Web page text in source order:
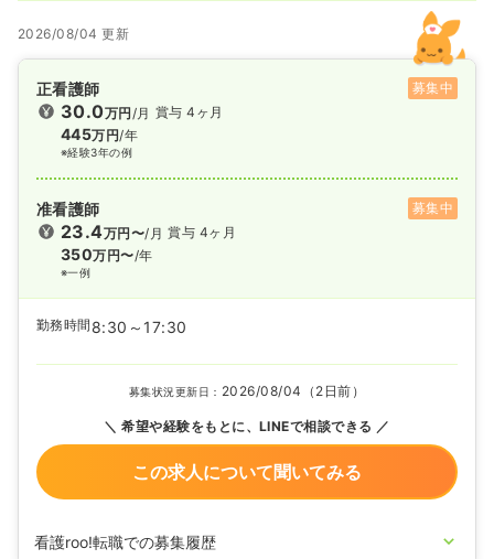
2026/08/04 更新
正看護師 募集中
30.0万円/月
445万円/年
※経験3年の例
賞与 4ヶ月
准看護師 募集中
23.4万円〜/月
350万円〜/年
※一例
賞与 4ヶ月
勤務時間 8:30～17:30
募集状況更新日： 2026/08/04（2日前）
希望や経験をもとに、LINEで相談できる
この求人について聞いてみる
看護roo!転職での募集履歴